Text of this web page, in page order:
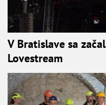
V Bratislave sa
Lovestream